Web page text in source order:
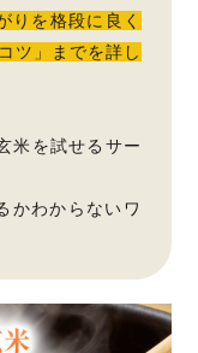
りを格段に良く
ツ」までを詳し
米を試せるサー
かわからないワ